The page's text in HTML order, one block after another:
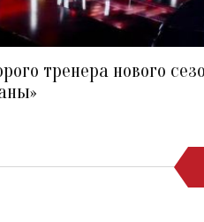
тренера нового